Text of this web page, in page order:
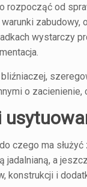
rozpocząć od
zabudowy,
wystarczy
o zacienienie,
czego ma
jadalnianą, a
konstrukcji i